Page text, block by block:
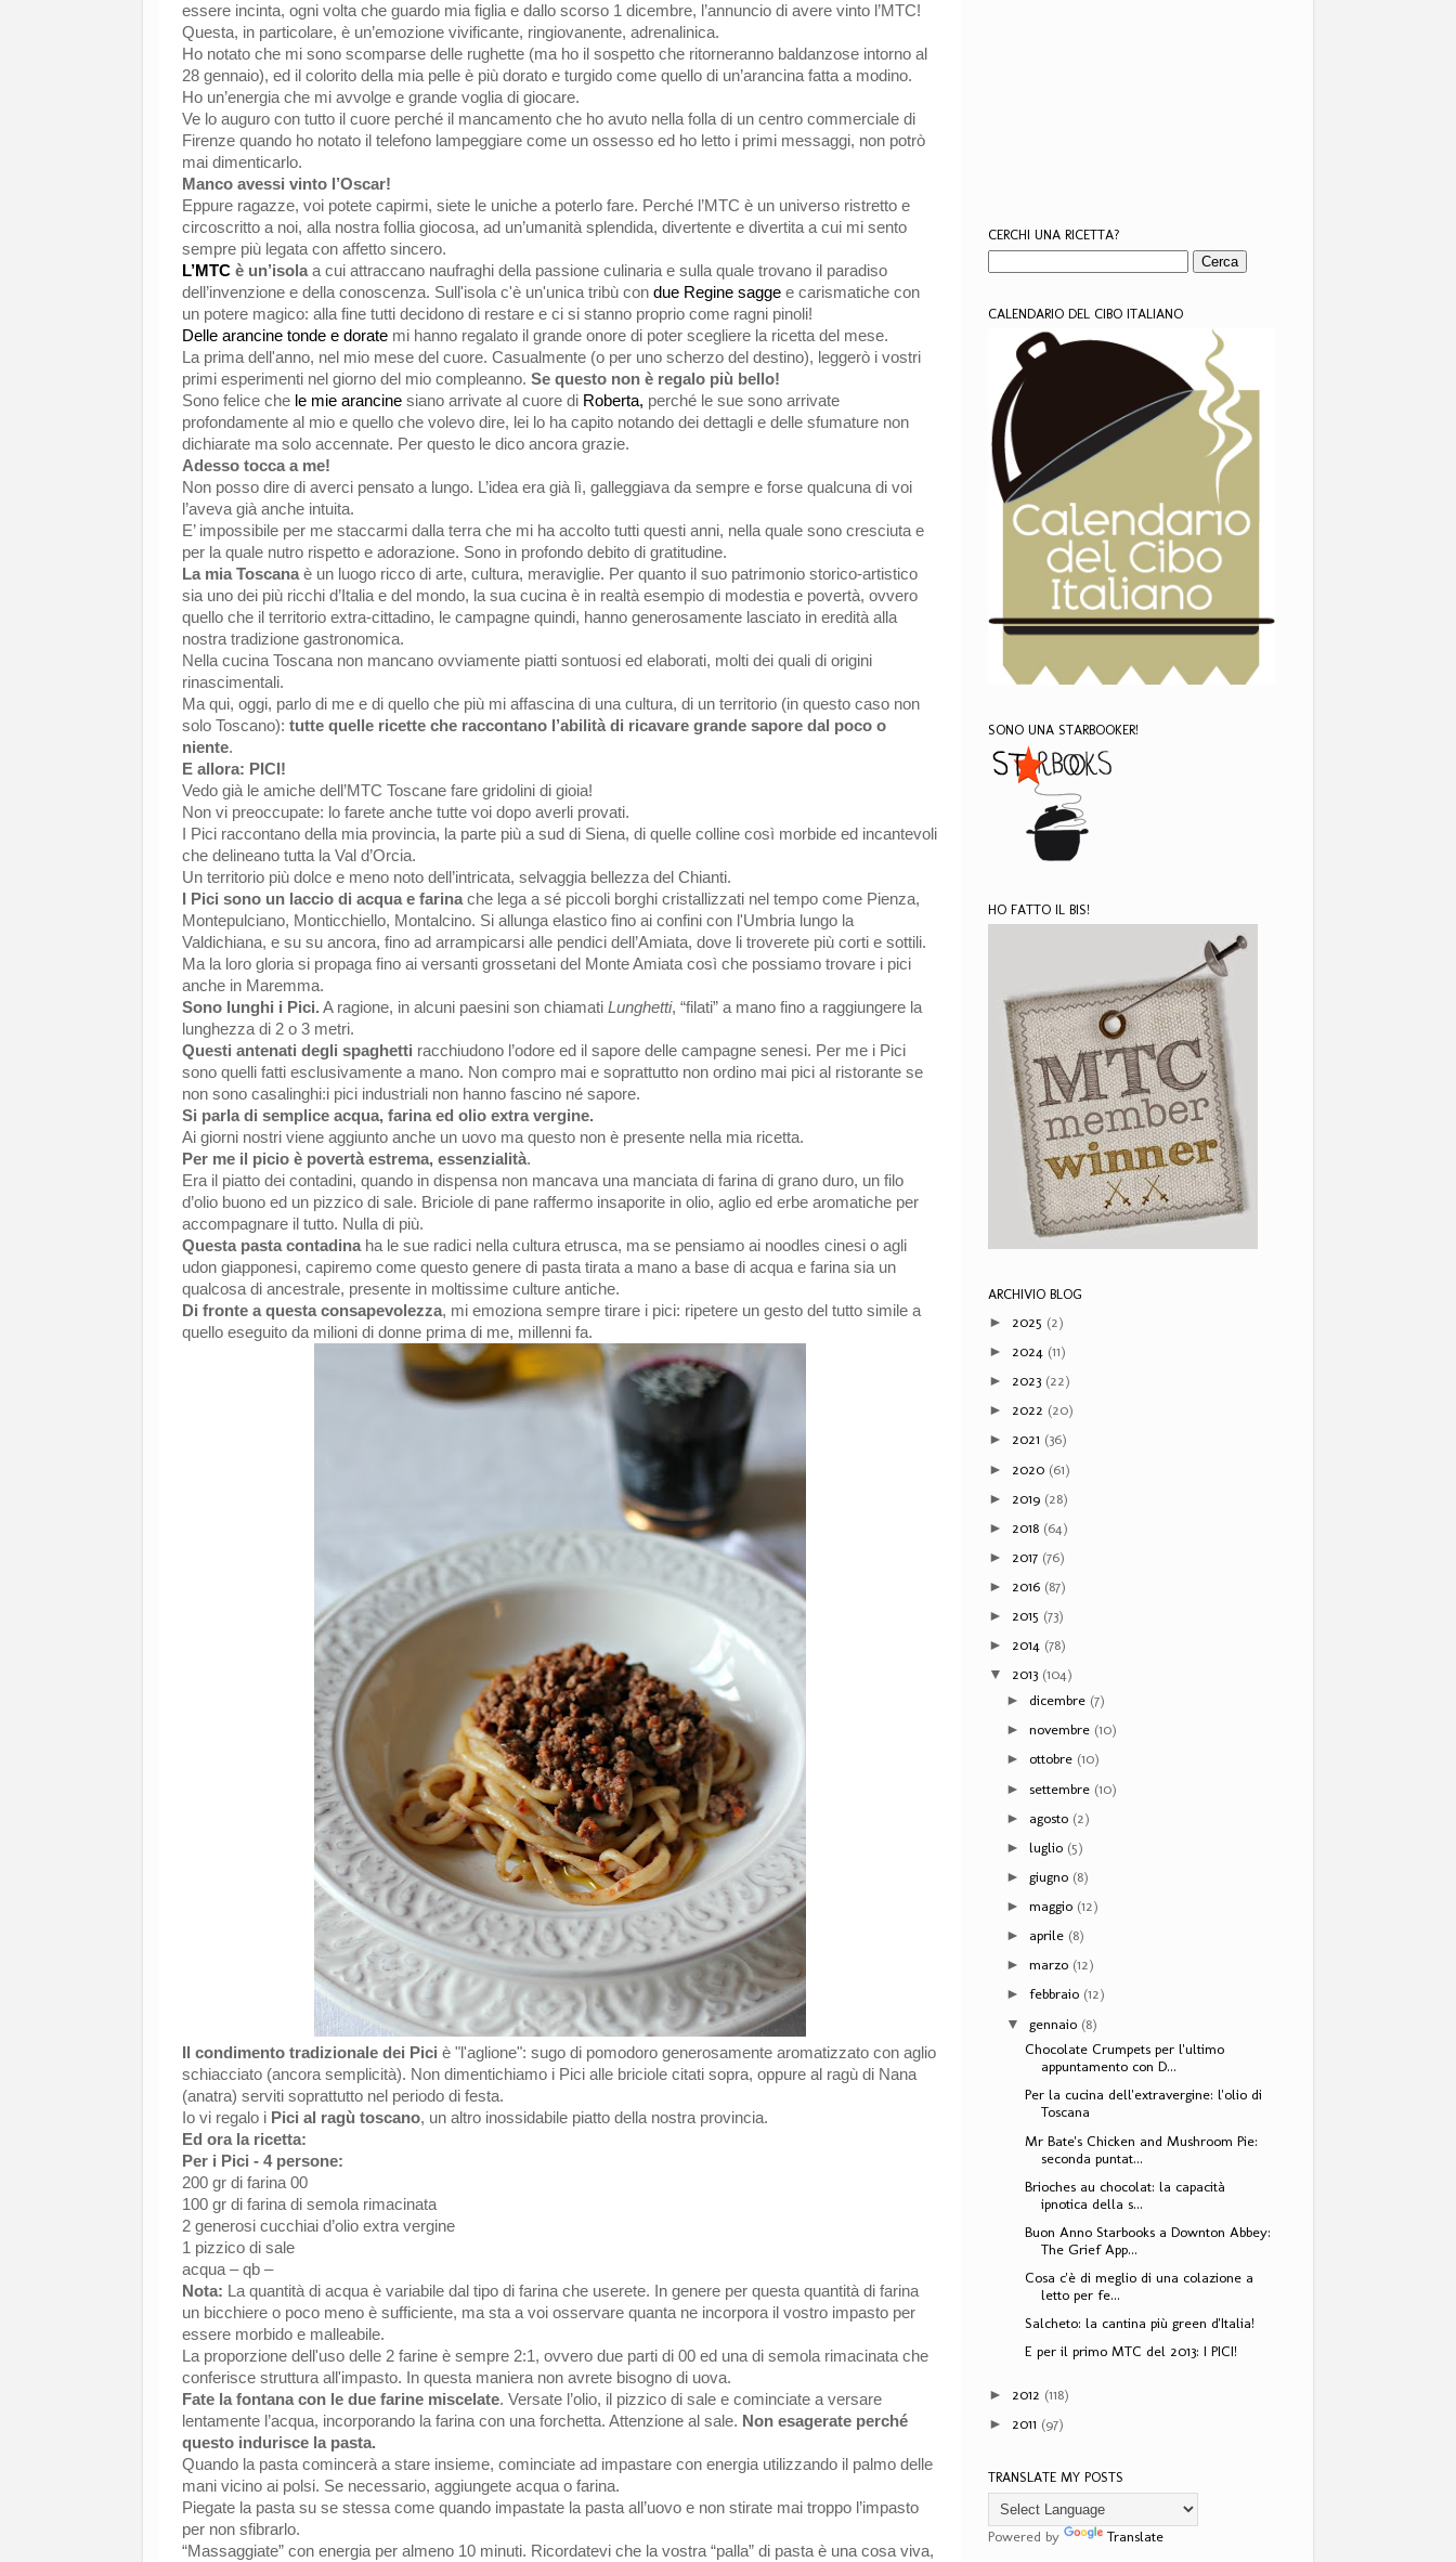
essere incinta, ogni volta che guardo mia figlia e dallo scorso 1 dicembre, l’annuncio di avere vinto l’MTC!
Questa, in particolare, è un’emozione vivificante, ringiovanente, adrenalinica.
Ho notato che mi sono scomparse delle rughette (ma ho il sospetto che ritorneranno baldanzose intorno al
28 gennaio), ed il colorito della mia pelle è più dorato e turgido come quello di un’arancina fatta a modino.
Ho un’energia che mi avvolge e grande voglia di giocare.
Ve lo auguro con tutto il cuore perché il mancamento che ho avuto nella folla di un centro commerciale di
Firenze quando ho notato il telefono lampeggiare come un ossesso ed ho letto i primi messaggi, non potrò
mai dimenticarlo.
Manco avessi vinto l’Oscar!
Eppure ragazze, voi potete capirmi, siete le uniche a poterlo fare. Perché l’MTC è un universo ristretto e
circoscritto a noi, alla nostra follia giocosa, ad un’umanità splendida, divertente e divertita a cui mi sento
sempre più legata con affetto sincero.
L’MTC è un’isola a cui attraccano naufraghi della passione culinaria e sulla quale trovano il paradiso
dell’invenzione e della conoscenza. Sull'isola c'è un'unica tribù con due Regine sagge e carismatiche con
un potere magico: alla fine tutti decidono di restare e ci si stanno proprio come ragni pinoli!
Delle arancine tonde e dorate mi hanno regalato il grande onore di poter scegliere la ricetta del mese.
La prima dell'anno, nel mio mese del cuore. Casualmente (o per uno scherzo del destino), leggerò i vostri
primi esperimenti nel giorno del mio compleanno. Se questo non è regalo più bello!
Sono felice che le mie arancine siano arrivate al cuore di Roberta, perché le sue sono arrivate
profondamente al mio e quello che volevo dire, lei lo ha capito notando dei dettagli e delle sfumature non
dichiarate ma solo accennate. Per questo le dico ancora grazie.
Adesso tocca a me!
Non posso dire di averci pensato a lungo. L’idea era già lì, galleggiava da sempre e forse qualcuna di voi
l’aveva già anche intuita.
E’ impossibile per me staccarmi dalla terra che mi ha accolto tutti questi anni, nella quale sono cresciuta e
per la quale nutro rispetto e adorazione. Sono in profondo debito di gratitudine.
La mia Toscana è un luogo ricco di arte, cultura, meraviglie. Per quanto il suo patrimonio storico-artistico
sia uno dei più ricchi d’Italia e del mondo, la sua cucina è in realtà esempio di modestia e povertà, ovvero
quello che il territorio extra-cittadino, le campagne quindi, hanno generosamente lasciato in eredità alla
nostra tradizione gastronomica.
Nella cucina Toscana non mancano ovviamente piatti sontuosi ed elaborati, molti dei quali di origini
rinascimentali.
Ma qui, oggi, parlo di me e di quello che più mi affascina di una cultura, di un territorio (in questo caso non
solo Toscano): tutte quelle ricette che raccontano l’abilità di ricavare grande sapore dal poco o
niente.
E allora: PICI!
Vedo già le amiche dell’MTC Toscane fare gridolini di gioia!
Non vi preoccupate: lo farete anche tutte voi dopo averli provati.
I Pici raccontano della mia provincia, la parte più a sud di Siena, di quelle colline così morbide ed incantevoli
che delineano tutta la Val d’Orcia.
Un territorio più dolce e meno noto dell’intricata, selvaggia bellezza del Chianti.
I Pici sono un laccio di acqua e farina che lega a sé piccoli borghi cristallizzati nel tempo come Pienza,
Montepulciano, Monticchiello, Montalcino. Si allunga elastico fino ai confini con l'Umbria lungo la
Valdichiana, e su su ancora, fino ad arrampicarsi alle pendici dell’Amiata, dove li troverete più corti e sottili.
Ma la loro gloria si propaga fino ai versanti grossetani del Monte Amiata così che possiamo trovare i pici
anche in Maremma.
Sono lunghi i Pici. A ragione, in alcuni paesini son chiamati Lunghetti, “filati” a mano fino a raggiungere la
lunghezza di 2 o 3 metri.
Questi antenati degli spaghetti racchiudono l’odore ed il sapore delle campagne senesi. Per me i Pici
sono quelli fatti esclusivamente a mano. Non compro mai e soprattutto non ordino mai pici al ristorante se
non sono casalinghi:i pici industriali non hanno fascino né sapore.
Si parla di semplice acqua, farina ed olio extra vergine.
Ai giorni nostri viene aggiunto anche un uovo ma questo non è presente nella mia ricetta.
Per me il picio è povertà estrema, essenzialità.
Era il piatto dei contadini, quando in dispensa non mancava una manciata di farina di grano duro, un filo
d’olio buono ed un pizzico di sale. Briciole di pane raffermo insaporite in olio, aglio ed erbe aromatiche per
accompagnare il tutto. Nulla di più.
Questa pasta contadina ha le sue radici nella cultura etrusca, ma se pensiamo ai noodles cinesi o agli
udon giapponesi, capiremo come questo genere di pasta tirata a mano a base di acqua e farina sia un
qualcosa di ancestrale, presente in moltissime culture antiche.
Di fronte a questa consapevolezza, mi emoziona sempre tirare i pici: ripetere un gesto del tutto simile a
quello eseguito da milioni di donne prima di me, millenni fa.
Il condimento tradizionale dei Pici è "l'aglione": sugo di pomodoro generosamente aromatizzato con aglio
schiacciato (ancora semplicità). Non dimentichiamo i Pici alle briciole citati sopra, oppure al ragù di Nana
(anatra) serviti soprattutto nel periodo di festa.
Io vi regalo i Pici al ragù toscano, un altro inossidabile piatto della nostra provincia.
Ed ora la ricetta:
Per i Pici - 4 persone:
200 gr di farina 00
100 gr di farina di semola rimacinata
2 generosi cucchiai d’olio extra vergine
1 pizzico di sale
acqua – qb –
Nota: La quantità di acqua è variabile dal tipo di farina che userete. In genere per questa quantità di farina
un bicchiere o poco meno è sufficiente, ma sta a voi osservare quanta ne incorpora il vostro impasto per
essere morbido e malleabile.
La proporzione dell'uso delle 2 farine è sempre 2:1, ovvero due parti di 00 ed una di semola rimacinata che
conferisce struttura all'impasto. In questa maniera non avrete bisogno di uova.
Fate la fontana con le due farine miscelate. Versate l’olio, il pizzico di sale e cominciate a versare
lentamente l’acqua, incorporando la farina con una forchetta. Attenzione al sale. Non esagerate perché
questo indurisce la pasta.
Quando la pasta comincerà a stare insieme, cominciate ad impastare con energia utilizzando il palmo delle
mani vicino ai polsi. Se necessario, aggiungete acqua o farina.
Piegate la pasta su se stessa come quando impastate la pasta all’uovo e non stirate mai troppo l’impasto
per non sfibrarlo.
“Massaggiate” con energia per almeno 10 minuti. Ricordatevi che la vostra “palla” di pasta è una cosa viva,
CERCHI UNA RICETTA?
CALENDARIO DEL CIBO ITALIANO
SONO UNA STARBOOKER!
HO FATTO IL BIS!
ARCHIVIO BLOG
► 2025 (2)
► 2024 (11)
► 2023 (22)
► 2022 (20)
► 2021 (36)
► 2020 (61)
► 2019 (28)
► 2018 (64)
► 2017 (76)
► 2016 (87)
► 2015 (73)
► 2014 (78)
▼ 2013 (104)
► dicembre (7)
►novembre (10)
► ottobre (10)
► settembre (10)
► agosto (2)
►luglio (5)
► giugno (8)
►maggio (12)
► aprile (8)
►marzo (12)
►febbraio (12)
▼ gennaio (8)
Chocolate Crumpets per l'ultimo
appuntamento con D...
Per la cucina dell'extravergine: l'olio di
Toscana
Mr Bate's Chicken and Mushroom Pie:
seconda puntat...
Brioches au chocolat: la capacità
ipnotica della s...
Buon Anno Starbooks a Downton Abbey:
The Grief App...
Cosa c'è di meglio di una colazione a
letto per fe...
Salcheto: la cantina più green d'Italia!
E per il primo MTC del 2013: I PICI!
► 2012 (118)
► 2011 (97)
TRANSLATE MY POSTS
Powered by Translate